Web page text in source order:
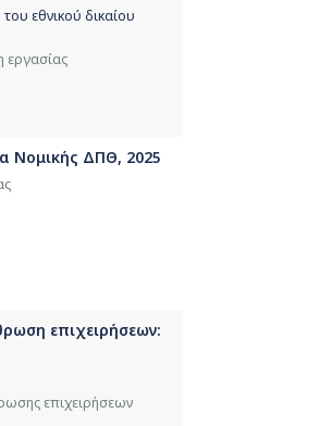
εθνικού δικαίου
εργασίας
Νομικής ΔΠΘ, 2025
επιχειρήσεων:
επιχειρήσεων